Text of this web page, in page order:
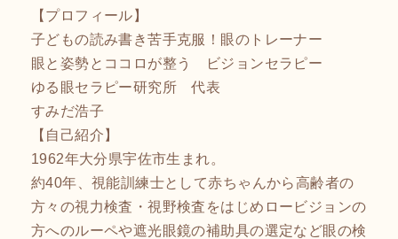
【プロフィール】
子どもの読み書き苦手克服！眼のトレーナー
眼と姿勢とココロが整う ビジョンセラピー
ゆる眼セラピー研究所 代表
すみだ浩子
【自己紹介】
1962年大分県宇佐市生まれ。
約40年、視能訓練士として赤ちゃんから高齢者の
方々の視力検査・視野検査をはじめロービジョンの
方へのルーペや遮光眼鏡の補助具の選定など眼の検